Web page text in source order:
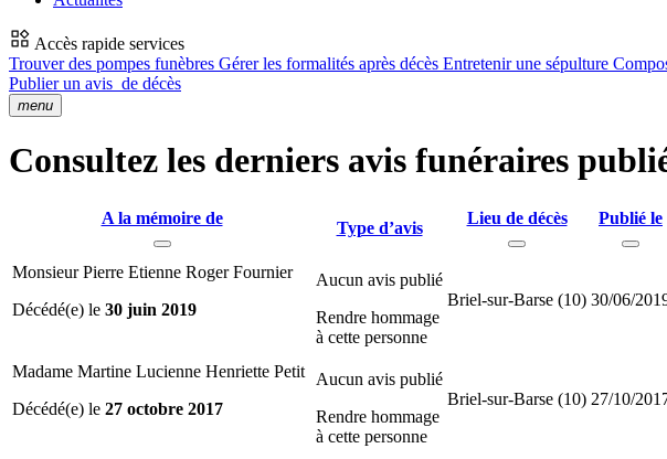
Accès rapide services
Trouver des pompes funèbres Gérer les formalités après décès Entretenir une sépulture
Publier un avis de décès
menu
Consultez les derniers avis funéraires
A la mémoire de
Type d’avis
Lieu de décès Publié le
Monsieur Pierre Etienne Roger Fournier
Décédé(e) le 30 juin 2019
Aucun avis publié
Rendre hommage
à cette personne
Briel-sur-Barse (10) 30/06/
Madame Martine Lucienne Henriette Petit
Décédé(e) le 27 octobre 2017
Aucun avis publié
Rendre hommage
à cette personne
Briel-sur-Barse (10) 27/10/